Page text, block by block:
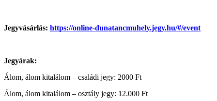
Jegyvásárlás: https://online-dunatancmuhely.jegy.hu/#/event
Jegyárak:
Álom, álom kitalálom – családi jegy: 2000 Ft
Álom, álom kitalálom – osztály jegy: 12.000 Ft